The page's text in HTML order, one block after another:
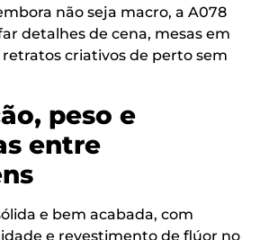
não seja macro, a A078
detalhes de cena, mesas em
criativos de perto sem
peso e
entre
e bem acabada, com
e revestimento de flúor no